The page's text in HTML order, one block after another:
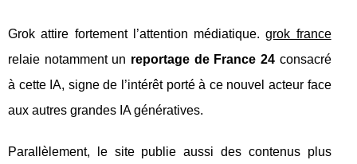
Grok attire fortement l’attention médiatique.grok france
relaie notamment un reportage de France 24consacré
à cette IA, signe de l’intérêt porté à ce nouvel acteur face
aux autres grandes IA génératives.
Parallèlement, le site publie aussi des contenus plus